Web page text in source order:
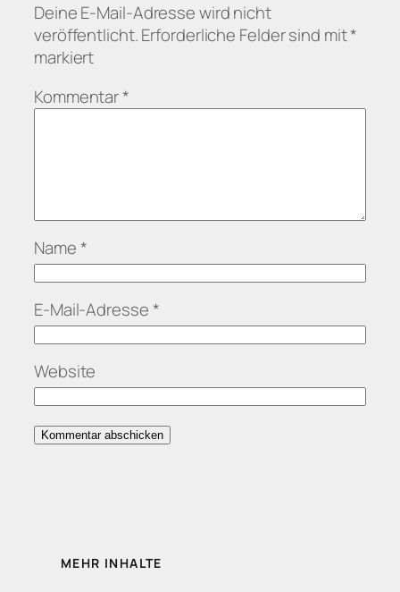
Deine E-Mail-Adresse wird nicht
veröffentlicht.Erforderliche Felder sind mit*
markiert
Kommentar*
Name *
E-Mail-Adresse *
Website
MEHR INHALTE